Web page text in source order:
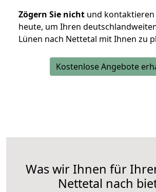
Zögern Sie nicht und kontaktieren
heute, um Ihren
Lünen nach Nettetal mit Ihnen zu
Kostenlose Angebote
Was wir Ihnen für
Nettetal nach